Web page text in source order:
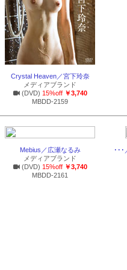
Crystal Heaven／宮下玲奈
メディアブランド
(DVD) 15%off ￥3,740
MBDD-2159
Mebius／広瀬なるみ
メディアブランド
(DVD) 15%off ￥3,740
MBDD-2161
･･･